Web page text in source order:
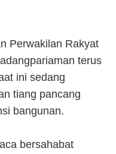
Perwakilan Rakyat
terus
ini sedang
tiang pancang
bangunan.
bersahabat